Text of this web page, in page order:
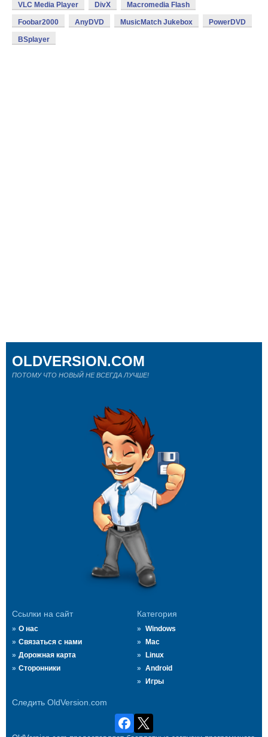
VLC Media Player DivX Macromedia Flash
Foobar2000 AnyDVD MusicMatch Jukebox PowerDVD
BSplayer
Ссылки на сайт
О нас
Связаться с нами
Дорожная карта
Сторонники
Категория
Windows
Mac
Linux
Android
Игры
Следить OldVersion.com
OLDVERSION.COM
ПОТОМУ ЧТО НОВЫЙ НЕ ВСЕГДА ЛУЧШЕ!